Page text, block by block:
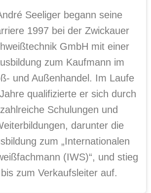
Seeliger begann seine
1997 bei der Zwickauer
GmbH mit einer
zum Kaufmann im
und Außenhandel. Im Laufe
qualifizierte er sich durch
zahlreiche Schulungen und
darunter die
zum „Internationalen
(IWS)“, und stieg
bis zum Verkaufsleiter auf.